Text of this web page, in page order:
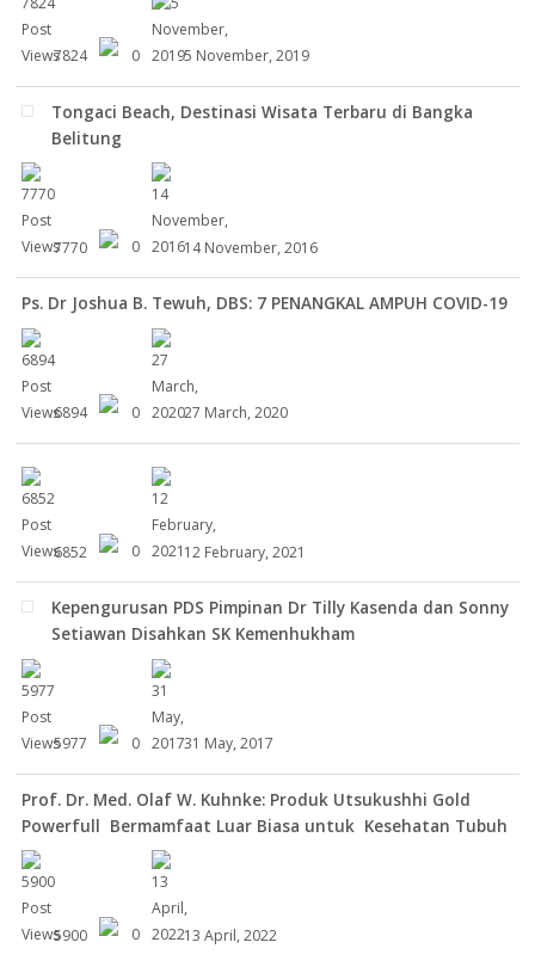
7824 0 5 November, 2019
Tongaci Beach, Destinasi Wisata Terbaru di Bangka
Belitung
7770 0 14 November, 2016
Ps. Dr Joshua B. Tewuh, DBS: 7 PENANGKAL AMPUH COVID-19
6894 0 27 March, 2020
6852 0 12 February, 2021
Kepengurusan PDS Pimpinan Dr Tilly Kasenda dan Sonny
Setiawan Disahkan SK Kemenhukham
5977 0 31 May, 2017
Prof. Dr. Med. Olaf W. Kuhnke: Produk Utsukushhi Gold
Powerfull Bermamfaat Luar Biasa untuk Kesehatan Tubuh
5900 0 13 April, 2022